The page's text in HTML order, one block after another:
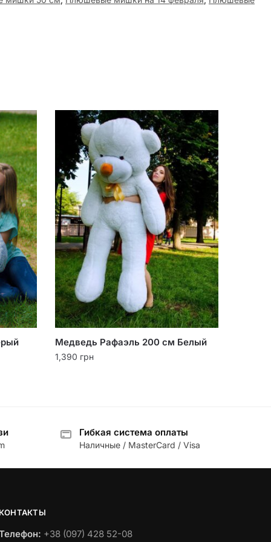
Медведь Рафаэль 200 см Белый
1,390 грн
Гибкая система оплаты
Наличные / MasterCard / Visa
КОНТАКТЫ
+38 (097) 428 52-08